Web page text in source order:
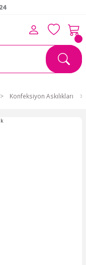
Konfeksiyon Askılıkları